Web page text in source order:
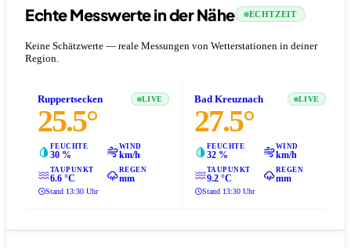
Echte Messwerte in der Nähe ECHTZEIT
Keine Schätzwerte — reale Messungen von Wetterstationen in deiner
Region.
Ruppertsecken LIVE
25.5°
FEUCHTE
30 %
WIND
km/h
TAUPUNKT
6.6 °C
REGEN
mm
Stand 13:30 Uhr
Bad Kreuznach LIVE
27.5°
FEUCHTE
32 %
WIND
km/h
TAUPUNKT
9.2 °C
REGEN
mm
Stand 13:30 Uhr